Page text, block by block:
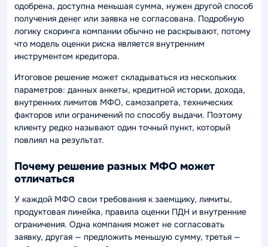
одобрена, доступна меньшая сумма, нужен другой способ
получения денег или заявка не согласована. Подробную
логику скоринга компании обычно не раскрывают, потому
что модель оценки риска является внутренним
инструментом кредитора.
Итоговое решение может складываться из нескольких
параметров: данных анкеты, кредитной истории, дохода,
внутренних лимитов МФО, самозапрета, технических
факторов или ограничений по способу выдачи. Поэтому
клиенту редко называют один точный пункт, который
повлиял на результат.
Почему решение разных МФО может
отличаться
У каждой МФО свои требования к заемщику, лимиты,
продуктовая линейка, правила оценки ПДН и внутренние
ограничения. Одна компания может не согласовать
заявку, другая — предложить меньшую сумму, третья —